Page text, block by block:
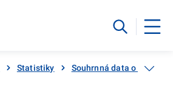
Statistiky Souhrnná data o Česku